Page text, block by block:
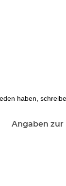
haben,
Angaben